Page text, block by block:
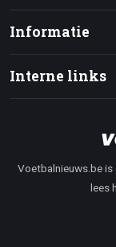
Informatie
Interne links
Voetbalnieuws.be
lees